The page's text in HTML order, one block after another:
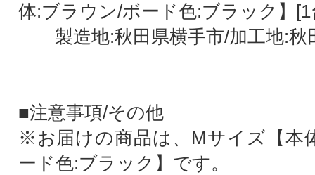
体:ブラウン/ボード色:ブラック】[1
製造地:秋田県横手市/加工地:秋
■注意事項/その他
※お届けの商品は、Mサイズ【本
ード色:ブラック】です。